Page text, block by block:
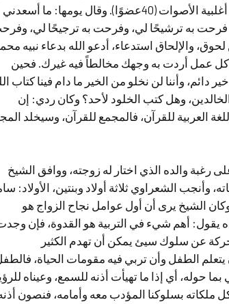
به من كلمات، وجاء انضمامه بعد حصوله على أغلبية الأصوات (40عضوًا). وقال يومها: ما أسعدني
فرحت به ترشيحًا لي، وفرحت به ترجيحًا لي،
والإلحاق استدعاء، أدعو الله بدعاء نبيه
عمل أردت به وجهك مخالطاً فيه غيرك. فحين
وأننا لن نخلو من الخير ما دام فينا كتاب
وهل كتب الخلود لأحد؟ وكان ردي: إن
العربية للقرآن، فالمجمع للقرآن، وسيخلد
رغبة والده الذي اختار له زوجته، ووافق الشيخ
وأنجب الشعراوي ثلاثة أولاد وبنتين، الأولاد:
الشيخ يرى أن أول عوامل نجاح الزواج هو
يقول: أهم شيء في التربية هو القدوة، فإن
عن سلوك سيئ يمكن أن تهدم الكثير
الطفل وأن تربي فيه مقومات الحياة،
حوله، أي إذا ما تهيأت أذنه للسمع، وعيناه
ملكاته بسلوكنا المؤدب معه وأمامه، فنصون